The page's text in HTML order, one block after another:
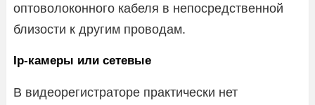
оптоволоконного кабеля в непосредственной
близости к другим проводам.
Ip-камеры или cетевые
В видеорегистраторе практически нет